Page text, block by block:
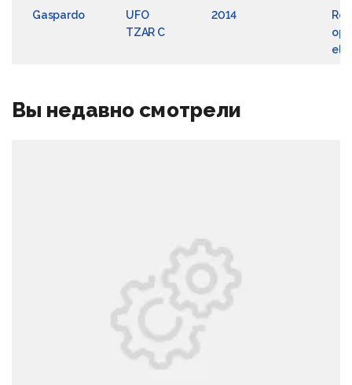
Gaspardo
UFO
TZAR C
2014
Вы недавно смотрели